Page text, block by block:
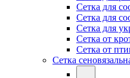
Сетка для
Сетка для
Сетка для
Сетка от
Сетка от
Сетка